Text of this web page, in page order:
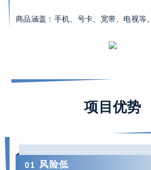
商品涵盖：手机、号卡、宽带、电视等。
03
项目优势
01 风险低